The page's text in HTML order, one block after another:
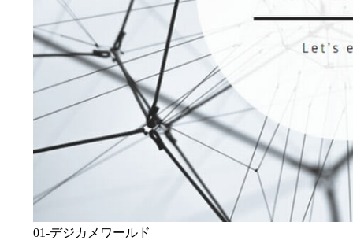
01-デジカメワールド